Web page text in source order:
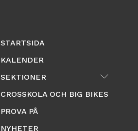
STARTSIDA
KALENDER
SEKTIONER
Submenu
CROSSKOLA OCH BIG BIKES
PROVA PÅ
NYHETER